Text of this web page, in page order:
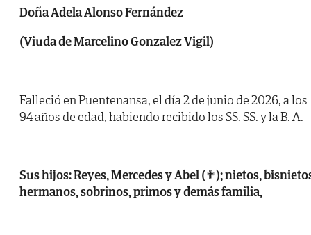
Doña Adela Alonso Fernández
(Viuda de Marcelino Gonzalez Vigil)
Falleció en Puentenansa, el día 2 de junio de 2026, a los
94 años de edad, habiendo recibido los SS. SS. y la B. A.
Sus hijos: Reyes, Mercedes y Abel (✟); nietos,
hermanos, sobrinos, primos y demás familia,